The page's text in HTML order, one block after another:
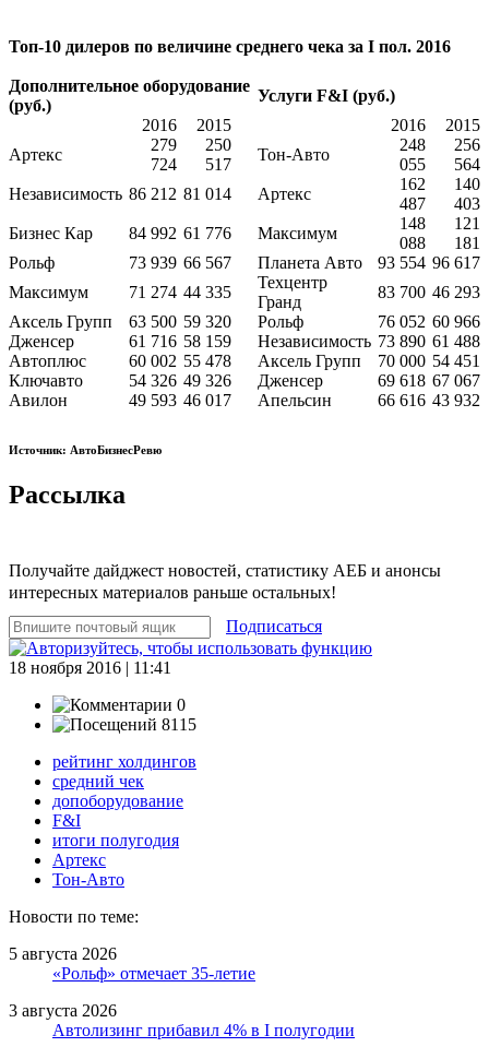
Топ-10 дилеров по величине среднего чека за I пол. 2016
Дополнительное оборудование
(руб.)
Услуги F&I (руб.)
2016
2015 2016
2015
Артекс
279
724
250
517
Тон-Авто
248
055
256
564
Независимость 86 212 81 014 Артекс
162
487
140
403
Бизнес Кар
84 992 61 776 Максимум
148
088
121
181
Рольф
73 939 66 567 Планета Авто 93 554 96 617
Максимум
71 274 44 335
Техцентр
Гранд
83 700 46 293
Аксель Групп
63 500 59 320 Рольф 76 052 60 966
Дженсер
61 716 58 159 Независимость 73 890 61 488
Автоплюс
60 002 55 478 Аксель Групп 70 000 54 451
Ключавто
54 326 49 326 Дженсер 69 618 67 067
Авилон
49 593 46 017 Апельсин 66 616 43 932
Источник: АвтоБизнесРевю
Рассылка
Получайте дайджест новостей, статистику АЕБ и анонсы
интересных материалов раньше остальных!
Подписаться
18 ноября 2016 | 11:41
0
8115
рейтинг холдингов
средний чек
допоборудование
F&I
итоги полугодия
Артекс
Тон-Авто
Новости по теме:
5 августа 2026
«Рольф» отмечает 35-летие
3 августа 2026
Автолизинг прибавил 4% в I полугодии